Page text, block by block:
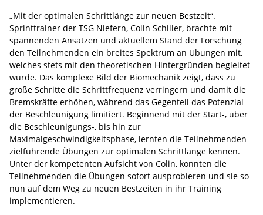
„Mit der optimalen Schrittlänge zur neuen Bestzeit“.
Sprinttrainer der TSG Niefern, Colin Schiller, brachte mit
spannenden Ansätzen und aktuellem Stand der Forschung
den Teilnehmenden ein breites Spektrum an Übungen mit,
welches stets mit den theoretischen Hintergründen begleitet
wurde. Das komplexe Bild der Biomechanik zeigt, dass zu
große Schritte die Schrittfrequenz verringern und damit die
Bremskräfte erhöhen, während das Gegenteil das Potenzial
der Beschleunigung limitiert. Beginnend mit der Start-, über
die Beschleunigungs-, bis hin zur
Maximalgeschwindigkeitsphase, lernten die Teilnehmenden
zielführende Übungen zur optimalen Schrittlänge kennen.
Unter der kompetenten Aufsicht von Colin, konnten die
Teilnehmenden die Übungen sofort ausprobieren und sie so
nun auf dem Weg zu neuen Bestzeiten in ihr Training
implementieren.